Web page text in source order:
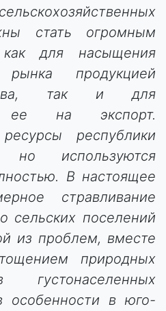
стать огромным
как для насыщения
рынка продукцией
так и для
ее на экспорт.
республики
но используются
В настоящее
стравливание
сельских поселений
из проблем, вместе
природных
особенности в юго-